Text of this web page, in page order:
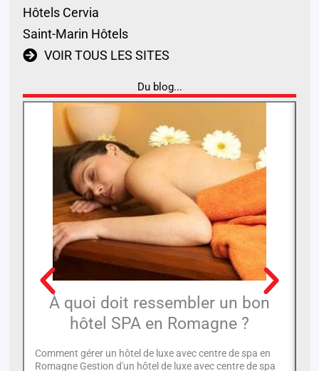
Hôtels Cervia
Saint-Marin Hôtels
VOIR TOUS LES SITES
Du blog...
À quoi doit ressembler un bon
hôtel SPA en Romagne ?
Comment gérer un hôtel de luxe avec centre de spa en
Romagne Gestion d'un hôtel de luxe avec centre de spa